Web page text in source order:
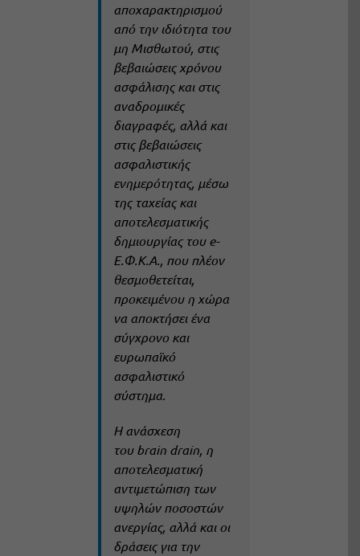
αποχαρακτηρισμού
από την ιδιότητα του
μη Μισθωτού, στις
βεβαιώσεις χρόνου
ασφάλισης και στις
αναδρομικές
διαγραφές, αλλά και
στις βεβαιώσεις
ασφαλιστικής
ενημερότητας, μέσω
της ταχείας και
αποτελεσματικής
δημιουργίας του e-
Ε.Φ.Κ.Α., που πλέον
θεσμοθετείται,
προκειμένου η χώρα
να αποκτήσει ένα
σύγχρονο και
ευρωπαϊκό
ασφαλιστικό
σύστημα.
Η ανάσχεση
του brain drain, η
αποτελεσματική
αντιμετώπιση των
υψηλών ποσοστών
ανεργίας, αλλά και οι
δράσεις για την